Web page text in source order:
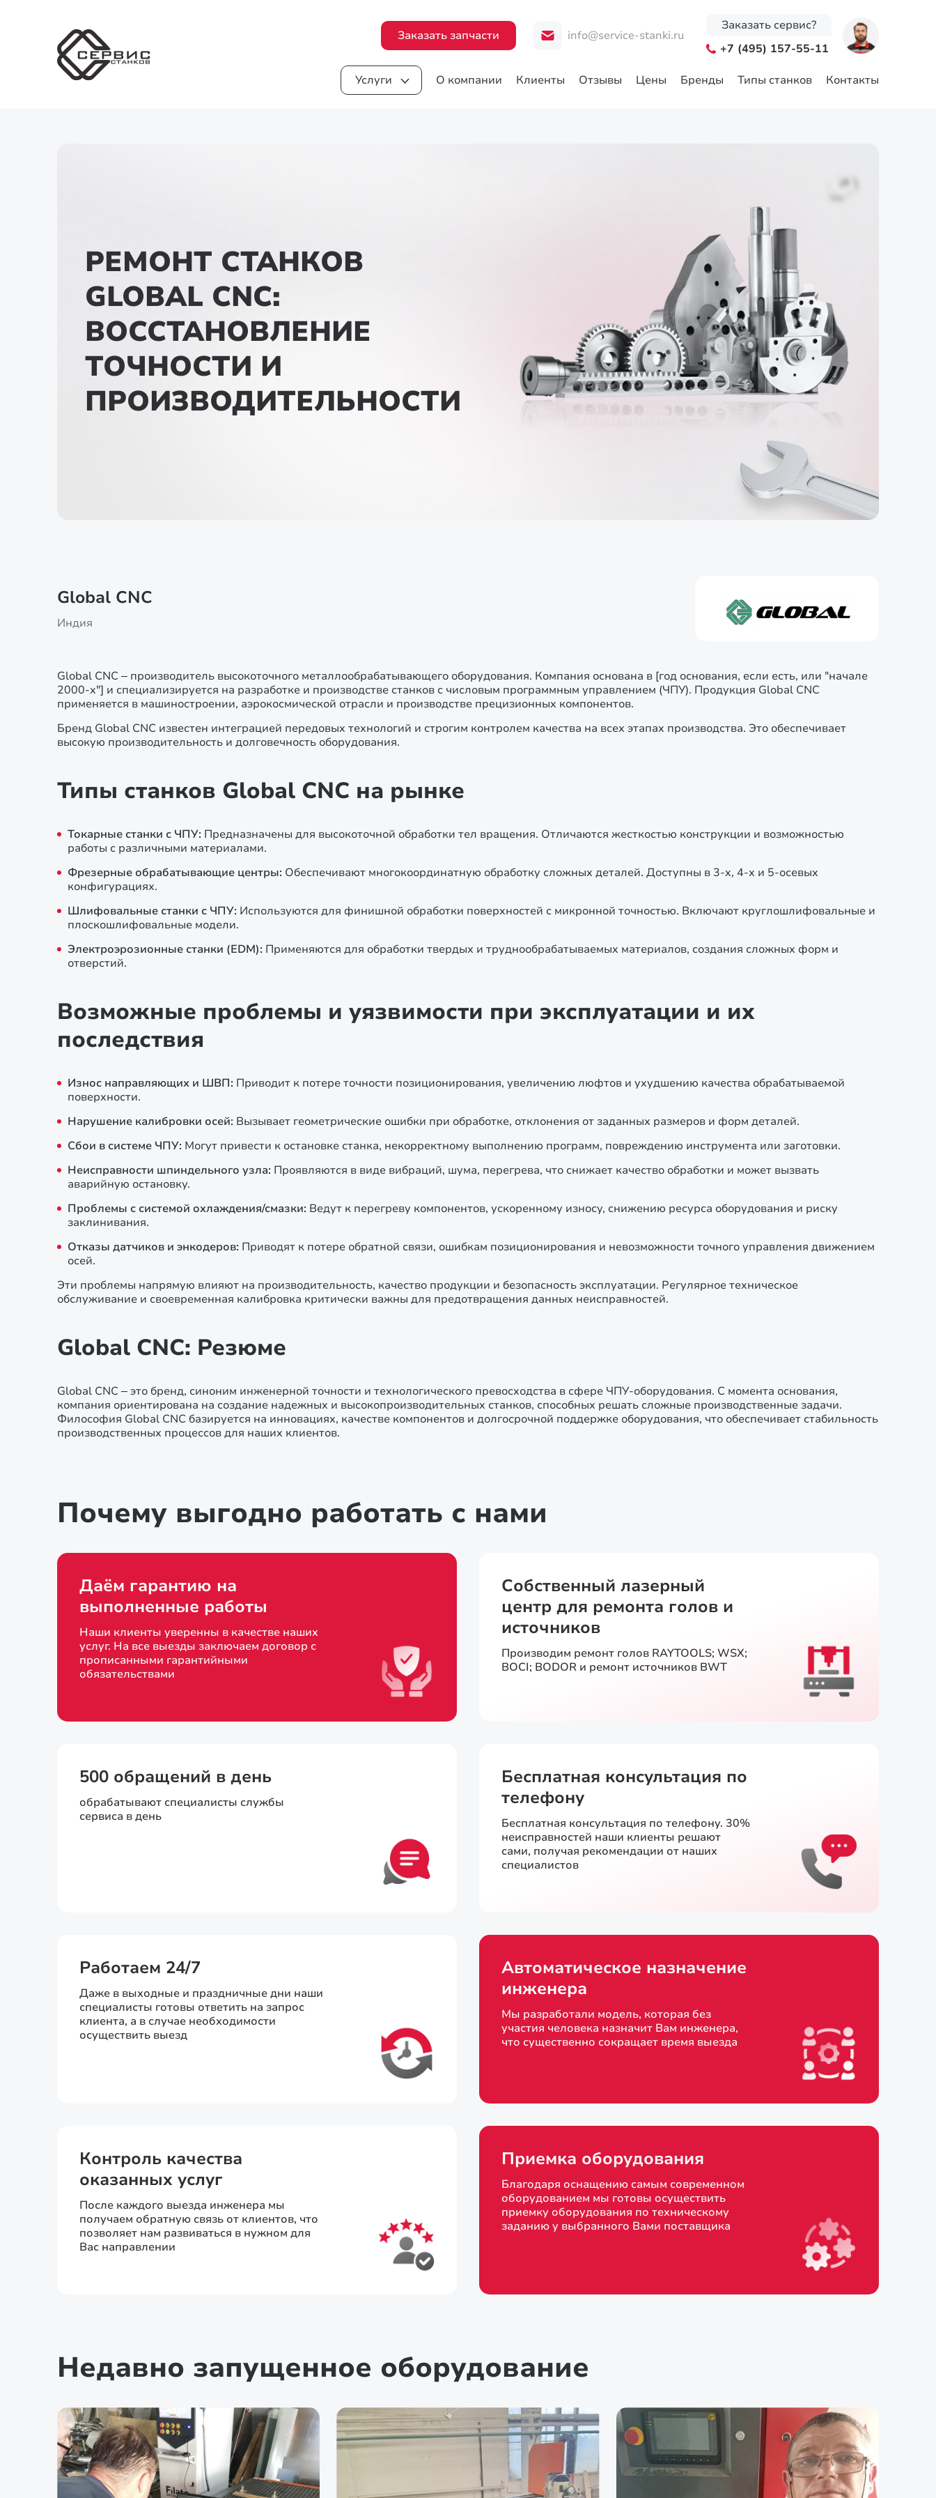
Услуги О компании Клиенты Отзывы Цены Бренды Типы станков Контакты
Заказать запчасти info@service-stanki.ru
Заказать сервис?
+7 (495) 157-55-11
РЕМОНТ СТАНКОВ
GLOBAL CNC:
ВОССТАНОВЛЕНИЕ
ТОЧНОСТИ И
ПРОИЗВОДИТЕЛЬНОСТИ
Global CNC
Индия
Global CNC – производитель высокоточного металлообрабатывающего оборудования. Компания основана в [год основания, если есть, или "начале
2000-х"] и специализируется на разработке и производстве станков с числовым программным управлением (ЧПУ). Продукция Global CNC
применяется в машиностроении, аэрокосмической отрасли и производстве прецизионных компонентов.
Бренд Global CNC известен интеграцией передовых технологий и строгим контролем качества на всех этапах производства. Это обеспечивает
высокую производительность и долговечность оборудования.
Типы станков Global CNC на рынке
Токарные станки с ЧПУ: Предназначены для высокоточной обработки тел вращения. Отличаются жесткостью конструкции и возможностью
работы с различными материалами.
Фрезерные обрабатывающие центры: Обеспечивают многокоординатную обработку сложных деталей. Доступны в 3-х, 4-х и 5-осевых
конфигурациях.
Шлифовальные станки с ЧПУ: Используются для финишной обработки поверхностей с микронной точностью. Включают круглошлифовальные и
плоскошлифовальные модели.
Электроэрозионные станки (EDM): Применяются для обработки твердых и труднообрабатываемых материалов, создания сложных форм и
отверстий.
Возможные проблемы и уязвимости при эксплуатации и их
последствия
Износ направляющих и ШВП: Приводит к потере точности позиционирования, увеличению люфтов и ухудшению качества обрабатываемой
поверхности.
Нарушение калибровки осей: Вызывает геометрические ошибки при обработке, отклонения от заданных размеров и форм деталей.
Сбои в системе ЧПУ: Могут привести к остановке станка, некорректному выполнению программ, повреждению инструмента или заготовки.
Неисправности шпиндельного узла: Проявляются в виде вибраций, шума, перегрева, что снижает качество обработки и может вызвать
аварийную остановку.
Проблемы с системой охлаждения/смазки: Ведут к перегреву компонентов, ускоренному износу, снижению ресурса оборудования и риску
заклинивания.
Отказы датчиков и энкодеров: Приводят к потере обратной связи, ошибкам позиционирования и невозможности точного управления движением
осей.
Эти проблемы напрямую влияют на производительность, качество продукции и безопасность эксплуатации. Регулярное техническое
обслуживание и своевременная калибровка критически важны для предотвращения данных неисправностей.
Global CNC: Резюме
Global CNC – это бренд, синоним инженерной точности и технологического превосходства в сфере ЧПУ-оборудования. С момента основания,
компания ориентирована на создание надежных и высокопроизводительных станков, способных решать сложные производственные задачи.
Философия Global CNC базируется на инновациях, качестве компонентов и долгосрочной поддержке оборудования, что обеспечивает стабильность
производственных процессов для наших клиентов.
Почему выгодно работать с нами
Даём гарантию на
выполненные работы
Наши клиенты уверенны в качестве наших
услуг. На все выезды заключаем договор с
прописанными гарантийными
обязательствами
Собственный лазерный
центр для ремонта голов и
источников
Производим ремонт голов RAYTOOLS; WSX;
BOCI; BODOR и ремонт источников BWT
500 обращений в день
обрабатывают специалисты службы
сервиса в день
Бесплатная консультация по
телефону
Бесплатная консультация по телефону. 30%
неисправностей наши клиенты решают
сами, получая рекомендации от наших
специалистов
Работаем 24/7
Даже в выходные и праздничные дни наши
специалисты готовы ответить на запрос
клиента, а в случае необходимости
осуществить выезд
Автоматическое назначение
инженера
Мы разработали модель, которая без
участия человека назначит Вам инженера,
что существенно сокращает время выезда
Контроль качества
оказанных услуг
После каждого выезда инженера мы
получаем обратную связь от клиентов, что
позволяет нам развиваться в нужном для
Вас направлении
Приемка оборудования
Благодаря оснащению самым современном
оборудованием мы готовы осуществить
приемку оборудования по техническому
заданию у выбранного Вами поставщика
Недавно запущенное оборудование